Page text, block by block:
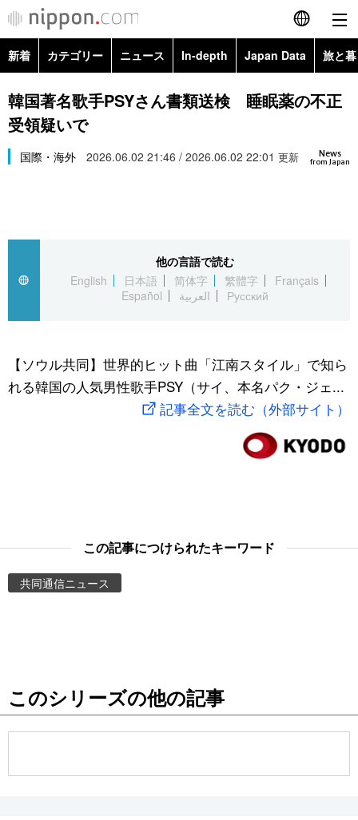
English
简体字
Русский
カテゴリー
経済・ビジネス
国際
文化
トップ
アーカイブ
In-depth
Japan Data
動画/Live
お知らせ
新着 カテゴリー ニュース In-depth Japan Data 旅と
政治・外交
経済・ビジネス
スポーツ・東京2020
Topics
韓国著名歌手PSYさん書類送検 睡眠薬の不正
受領疑いで
News
from Japan
国際・海外 2026.06.02 21:46 / 2026.06.02 22:01 更新
他の言語で読む
English
日本語 简体字 繁體字
Français
Español
العربية Русский
【ソウル共同】世界的ヒット曲「江南スタイル」で知ら
れる韓国の人気男性歌手PSY（サイ、本名パク・ジェ...
記事全文を読む（外部サイト）
この記事につけられたキーワード
共同通信ニュース
このシリーズの他の記事